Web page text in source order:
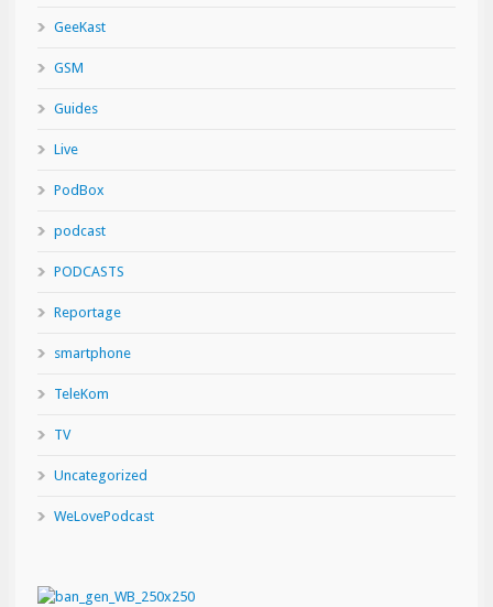
GeeKast
GSM
Guides
Live
PodBox
podcast
PODCASTS
Reportage
smartphone
TeleKom
TV
Uncategorized
WeLovePodcast